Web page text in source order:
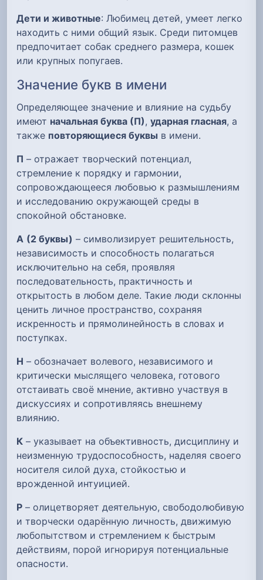
Дети и животные: Любимец детей, умеет легко
находить с ними общий язык. Среди питомцев
предпочитает собак среднего размера, кошек
или крупных попугаев.
Значение букв в имени
Определяющее значение и влияние на судьбу
имеют начальная буква (П), ударная гласная, а
также повторяющиеся буквы в имени.
П – отражает творческий потенциал,
стремление к порядку и гармонии,
сопровождающееся любовью к размышлениям
и исследованию окружающей среды в
спокойной обстановке.
А (2 буквы) – символизирует решительность,
независимость и способность полагаться
исключительно на себя, проявляя
последовательность, практичность и
открытость в любом деле. Такие люди склонны
ценить личное пространство, сохраняя
искренность и прямолинейность в словах и
поступках.
Н – обозначает волевого, независимого и
критически мыслящего человека, готового
отстаивать своё мнение, активно участвуя в
дискуссиях и сопротивляясь внешнему
влиянию.
К – указывает на объективность, дисциплину и
неизменную трудоспособность, наделяя своего
носителя силой духа, стойкостью и
врожденной интуицией.
Р – олицетворяет деятельную, свободолюбивую
и творчески одарённую личность, движимую
любопытством и стремлением к быстрым
действиям, порой игнорируя потенциальные
опасности.